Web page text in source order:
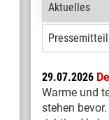
Aktuelles
29.07.2026
Warme und
stehen